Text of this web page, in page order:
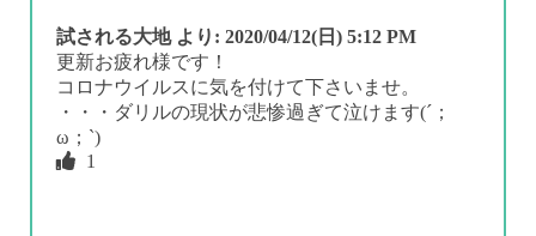
試される大地 より: 2020/04/12(日) 5:12 PM
更新お疲れ様です！
コロナウイルスに気を付けて下さいませ。
・・・ダリルの現状が悲惨過ぎて泣けます(´；
ω；`)
1